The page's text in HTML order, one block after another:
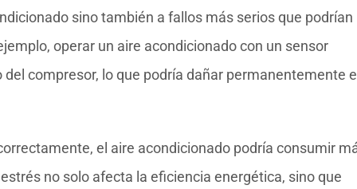
sino también a fallos más serios que podrían
operar un aire acondicionado con un sensor
compresor, lo que podría dañar permanentemente
el aire acondicionado podría consumir
no solo afecta la eficiencia energética, sino que